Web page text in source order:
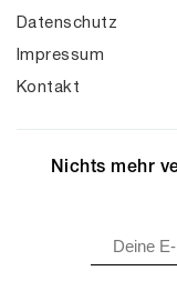
Datenschutz
Impressum
Kontakt
Nichts mehr